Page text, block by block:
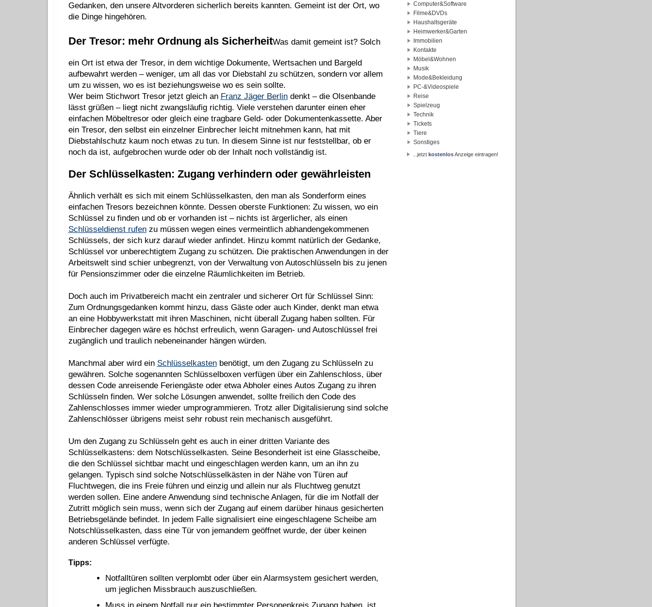
Gedanken, den unsere Altvorderen sicherlich bereits kannten. Gemeint ist der Ort, wo
die Dinge hingehören.
Der Tresor: mehr Ordnung als SicherheitWas damit gemeint ist? Solch
ein Ort ist etwa der Tresor, in dem wichtige Dokumente, Wertsachen und Bargeld
aufbewahrt werden – weniger, um all das vor Diebstahl zu schützen, sondern vor allem
um zu wissen, wo es ist beziehungsweise wo es sein sollte.
Wer beim Stichwort Tresor jetzt gleich an Franz Jäger Berlindenkt – die Olsenbande
lässt grüßen – liegt nicht zwangsläufig richtig. Viele verstehen darunter einen eher
einfachen Möbeltresor oder gleich eine tragbare Geld- oder Dokumentenkassette. Aber
ein Tresor, den selbst ein einzelner Einbrecher leicht mitnehmen kann, hat mit
Diebstahlschutz kaum noch etwas zu tun. In diesem Sinne ist nur feststellbar, ob er
noch da ist, aufgebrochen wurde oder ob der Inhalt noch vollständig ist.
Der Schlüsselkasten: Zugang verhindern oder gewährleisten
Ähnlich verhält es sich mit einem Schlüsselkasten, den man als Sonderform eines
einfachen Tresors bezeichnen könnte. Dessen oberste Funktionen: Zu wissen, wo ein
Schlüssel zu finden und ob er vorhanden ist – nichts ist ärgerlicher, als einen
Schlüsseldienst rufenzu müssen wegen eines vermeintlich abhandengekommenen
Schlüssels, der sich kurz darauf wieder anfindet. Hinzu kommt natürlich der Gedanke,
Schlüssel vor unberechtigtem Zugang zu schützen. Die praktischen Anwendungen in der
Arbeitswelt sind schier unbegrenzt, von der Verwaltung von Autoschlüsseln bis zu jenen
für Pensionszimmer oder die einzelne Räumlichkeiten im Betrieb.
Doch auch im Privatbereich macht ein zentraler und sicherer Ort für Schlüssel Sinn:
Zum Ordnungsgedanken kommt hinzu, dass Gäste oder auch Kinder, denkt man etwa
an eine Hobbywerkstatt mit ihren Maschinen, nicht überall Zugang haben sollten. Für
Einbrecher dagegen wäre es höchst erfreulich, wenn Garagen- und Autoschlüssel frei
zugänglich und traulich nebeneinander hängen würden.
Manchmal aber wird ein Schlüsselkastenbenötigt, um den Zugang zu Schlüsseln zu
gewähren. Solche sogenannten Schlüsselboxen verfügen über ein Zahlenschloss, über
dessen Code anreisende Feriengäste oder etwa Abholer eines Autos Zugang zu ihren
Schlüsseln finden. Wer solche Lösungen anwendet, sollte freilich den Code des
Zahlenschlosses immer wieder umprogrammieren. Trotz aller Digitalisierung sind solche
Zahlenschlösser übrigens meist sehr robust rein mechanisch ausgeführt.
Um den Zugang zu Schlüsseln geht es auch in einer dritten Variante des
Schlüsselkastens: dem Notschlüsselkasten. Seine Besonderheit ist eine Glasscheibe,
die den Schlüssel sichtbar macht und eingeschlagen werden kann, um an ihn zu
gelangen. Typisch sind solche Notschlüsselkästen in der Nähe von Türen auf
Fluchtwegen, die ins Freie führen und einzig und allein nur als Fluchtweg genutzt
werden sollen. Eine andere Anwendung sind technische Anlagen, für die im Notfall der
Zutritt möglich sein muss, wenn sich der Zugang auf einem darüber hinaus gesicherten
Betriebsgelände befindet. In jedem Falle signalisiert eine eingeschlagene Scheibe am
Notschlüsselkasten, dass eine Tür von jemandem geöffnet wurde, der über keinen
anderen Schlüssel verfügte.
Tipps:
Notfalltüren sollten verplombt oder über ein Alarmsystem gesichert werden,
um jeglichen Missbrauch auszuschließen.
Computer&Software
Filme&DVDs
Haushaltsgeräte
Heimwerker&Garten
Immobilien
Kontakte
Möbel&Wohnen
Musik
Mode&Bekleidung
PC-&Videospiele
Reise
Spielzeug
Technik
Tickets
Tiere
Sonstiges
...jetzt kostenlosAnzeige eintragen!